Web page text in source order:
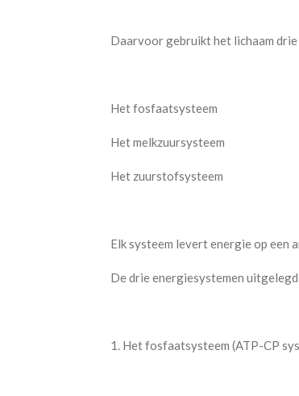
Daarvoor gebruikt het lichaam
Het fosfaatsysteem
Het melkzuursysteem
Het zuurstofsysteem
Elk systeem levert energie op een
De drie energiesystemen uitgelegd
1. Het fosfaatsysteem (ATP-CP